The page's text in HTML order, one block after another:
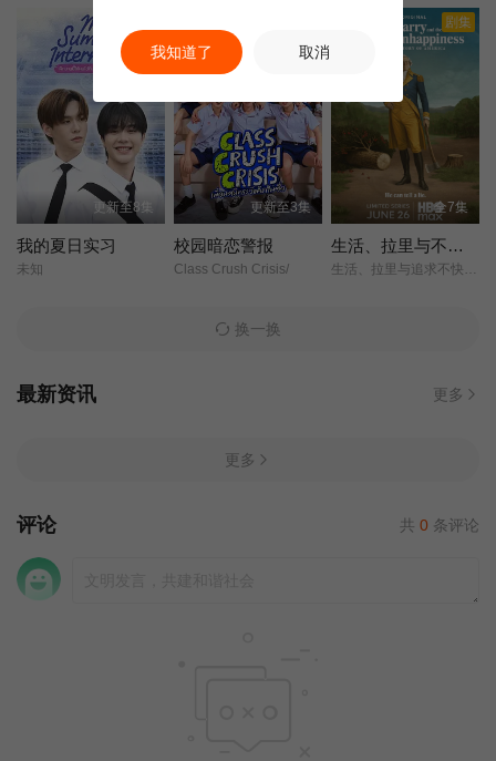
更新至8集
我的夏日实习
未知
更新至3集
校园暗恋警报
Class Crush Crisis/
剧集
全7集
生活、拉里与不快乐的追求：一部美国史
换一换
最新资讯 更多
更多
评论 共 0 条评论
我知道了 取消